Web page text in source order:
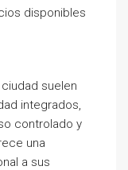
disponibles
suelen
integrados,
controlado y
una
a sus